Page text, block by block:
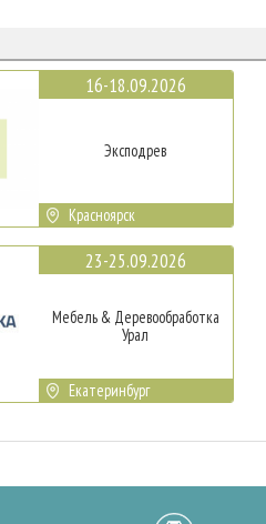
16-18.09.2026
Эксподрев
Красноярск
23-25.09.2026
Мебель & Деревообработка
Урал
Екатеринбург